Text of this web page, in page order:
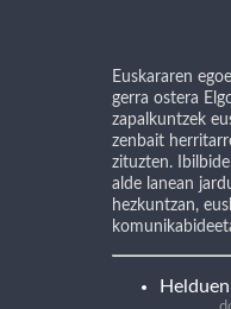
Euskararen
gerra ostera
zapalkuntzek
zenbait
zituzten.
alde lanean
hezkuntzan,